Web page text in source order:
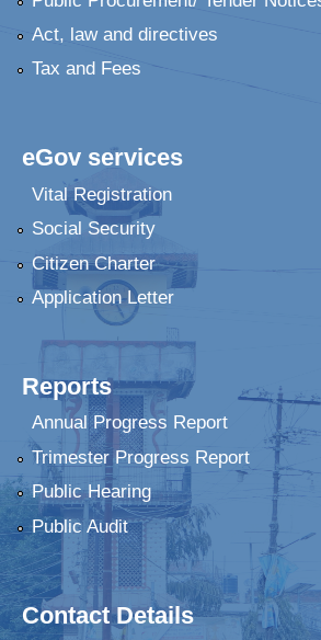
Act, law and directives
Tax and Fees
eGov services
Vital Registration
Social Security
Citizen Charter
Application Letter
Reports
Annual Progress Report
Trimester Progress Report
Public Hearing
Public Audit
Contact Details